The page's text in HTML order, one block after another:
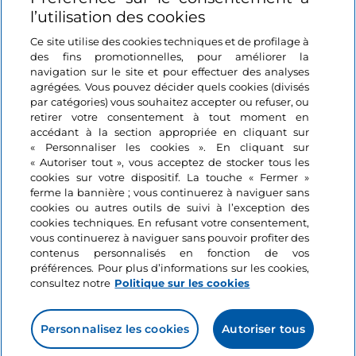
Se connecter
Suivez-nous
l’utilisation des cookies
Ce site utilise des cookies techniques et de profilage à
des fins promotionnelles, pour améliorer la
navigation sur le site et pour effectuer des analyses
agrégées. Vous pouvez décider quels cookies (divisés
par catégories) vous souhaitez accepter ou refuser, ou
retirer votre consentement à tout moment en
accédant à la section appropriée en cliquant sur
« Personnaliser les cookies ». En cliquant sur
« Autoriser tout », vous acceptez de stocker tous les
cookies sur votre dispositif. La touche « Fermer »
ferme la bannière ; vous continuerez à naviguer sans
cookies ou autres outils de suivi à l’exception des
cookies techniques. En refusant votre consentement,
vous continuerez à naviguer sans pouvoir profiter des
contenus personnalisés en fonction de vos
préférences. Pour plus d’informations sur les cookies,
consultez notre Politique sur les cookies
Personnalisez les cookies Autoriser tous